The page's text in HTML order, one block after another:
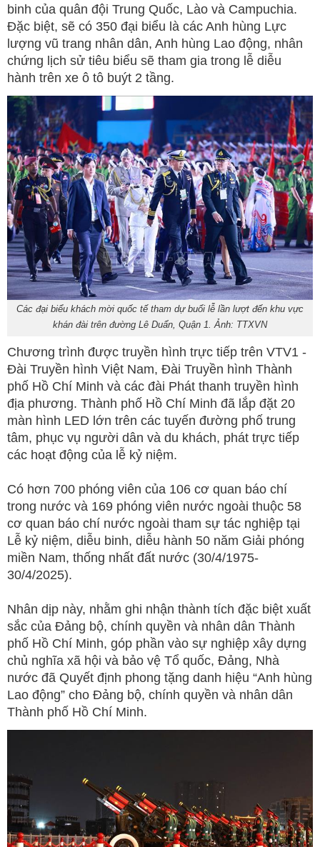
binh của quân đội Trung Quốc, Lào và Campuchia.
Đặc biệt, sẽ có 350 đại biểu là các Anh hùng Lực
lượng vũ trang nhân dân, Anh hùng Lao động, nhân
chứng lịch sử tiêu biểu sẽ tham gia trong lễ diễu
hành trên xe ô tô buýt 2 tầng.
Các đại biểu khách mời quốc tế tham dự buổi lễ lần lượt đến khu vực
khán đài trên đường Lê Duẩn, Quận 1. Ảnh: TTXVN
Chương trình được truyền hình trực tiếp trên VTV1 -
Đài Truyền hình Việt Nam, Đài Truyền hình Thành
phố Hồ Chí Minh và các đài Phát thanh truyền hình
địa phương. Thành phố Hồ Chí Minh đã lắp đặt 20
màn hình LED lớn trên các tuyến đường phố trung
tâm, phục vụ người dân và du khách, phát trực tiếp
các hoạt động của lễ kỷ niệm.
Có hơn 700 phóng viên của 106 cơ quan báo chí
trong nước và 169 phóng viên nước ngoài thuộc 58
cơ quan báo chí nước ngoài tham sự tác nghiệp tại
Lễ kỷ niệm, diễu binh, diễu hành 50 năm Giải phóng
miền Nam, thống nhất đất nước (30/4/1975-
30/4/2025).
Nhân dịp này, nhằm ghi nhận thành tích đặc biệt xuất
sắc của Đảng bộ, chính quyền và nhân dân Thành
phố Hồ Chí Minh, góp phần vào sự nghiệp xây dựng
chủ nghĩa xã hội và bảo vệ Tổ quốc, Đảng, Nhà
nước đã Quyết định phong tặng danh hiệu “Anh hùng
Lao động” cho Đảng bộ, chính quyền và nhân dân
Thành phố Hồ Chí Minh.